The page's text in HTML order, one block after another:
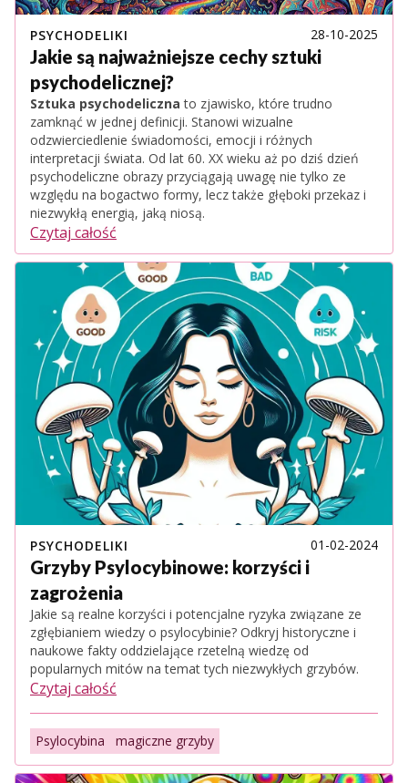
PSYCHODELIKI 28-10-2025
Jakie są najważniejsze cechy sztuki
psychodelicznej?
Sztuka psychodeliczna to zjawisko, które trudno
zamknąć w jednej definicji. Stanowi wizualne
odzwierciedlenie świadomości, emocji i różnych
interpretacji świata. Od lat 60. XX wieku aż po dziś dzień
psychodeliczne obrazy przyciągają uwagę nie tylko ze
względu na bogactwo formy, lecz także głęboki przekaz i
niezwykłą energią, jaką niosą.
Czytaj całość
PSYCHODELIKI 01-02-2024
Grzyby Psylocybinowe: korzyści i
zagrożenia
Jakie są realne korzyści i potencjalne ryzyka związane ze
zgłębianiem wiedzy o psylocybinie? Odkryj historyczne i
naukowe fakty oddzielające rzetelną wiedzę od
popularnych mitów na temat tych niezwykłych grzybów.
Czytaj całość
Psylocybina magiczne grzyby